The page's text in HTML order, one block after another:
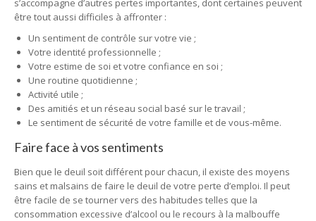
s’accompagne d’autres pertes importantes, dont certaines peuvent
être tout aussi difficiles à affronter :
Un sentiment de contrôle sur votre vie ;
Votre identité professionnelle ;
Votre estime de soi et votre confiance en soi ;
Une routine quotidienne ;
Activité utile ;
Des amitiés et un réseau social basé sur le travail ;
Le sentiment de sécurité de votre famille et de vous-même.
Faire face à vos sentiments
Bien que le deuil soit différent pour chacun, il existe des moyens
sains et malsains de faire le deuil de votre perte d’emploi. Il peut
être facile de se tourner vers des habitudes telles que la
consommation excessive d’alcool ou le recours à la malbouffe